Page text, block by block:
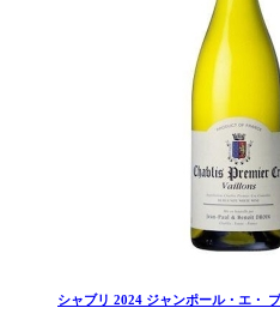
シャブリ 2024 ジャンポール・エ・